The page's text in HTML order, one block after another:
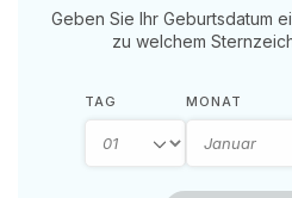
Geben Sie Ihr Geburtsdatum
zu welchem
TAG MONAT